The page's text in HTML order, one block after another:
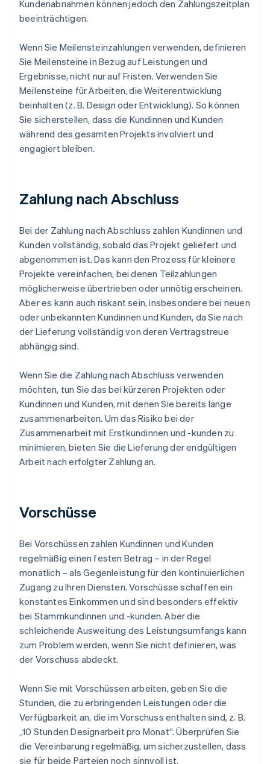
Kundenabnahmen können jedoch den Zahlungszeitplan
beeinträchtigen.
Wenn Sie Meilensteinzahlungen verwenden, definieren
Sie Meilensteine in Bezug auf Leistungen und
Ergebnisse, nicht nur auf Fristen. Verwenden Sie
Meilensteine für Arbeiten, die Weiterentwicklung
beinhalten (z. B. Design oder Entwicklung). So können
Sie sicherstellen, dass die Kundinnen und Kunden
während des gesamten Projekts involviert und
engagiert bleiben.
Zahlung nach Abschluss
Bei der Zahlung nach Abschluss zahlen Kundinnen und
Kunden vollständig, sobald das Projekt geliefert und
abgenommen ist. Das kann den Prozess für kleinere
Projekte vereinfachen, bei denen Teilzahlungen
möglicherweise übertrieben oder unnötig erscheinen.
Aber es kann auch riskant sein, insbesondere bei neuen
oder unbekannten Kundinnen und Kunden, da Sie nach
der Lieferung vollständig von deren Vertragstreue
abhängig sind.
Wenn Sie die Zahlung nach Abschluss verwenden
möchten, tun Sie das bei kürzeren Projekten oder
Kundinnen und Kunden, mit denen Sie bereits lange
zusammenarbeiten. Um das Risiko bei der
Zusammenarbeit mit Erstkundinnen und -kunden zu
minimieren, bieten Sie die Lieferung der endgültigen
Arbeit nach erfolgter Zahlung an.
Vorschüsse
Bei Vorschüssen zahlen Kundinnen und Kunden
regelmäßig einen festen Betrag – in der Regel
monatlich – als Gegenleistung für den kontinuierlichen
Zugang zu Ihren Diensten. Vorschüsse schaffen ein
konstantes Einkommen und sind besonders effektiv
bei Stammkundinnen und -kunden. Aber die
schleichende Ausweitung des Leistungsumfangs kann
zum Problem werden, wenn Sie nicht definieren, was
der Vorschuss abdeckt.
Wenn Sie mit Vorschüssen arbeiten, geben Sie die
Stunden, die zu erbringenden Leistungen oder die
Verfügbarkeit an, die im Vorschuss enthalten sind, z. B.
„10 Stunden Designarbeit pro Monat“. Überprüfen Sie
die Vereinbarung regelmäßig, um sicherzustellen, dass
sie für beide Parteien noch sinnvoll ist.